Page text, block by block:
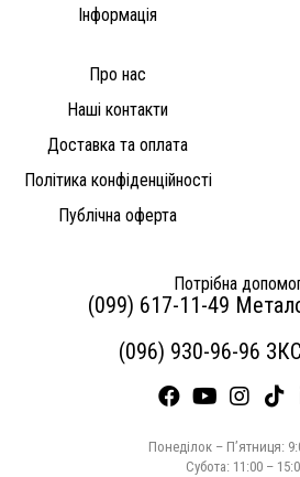
Інформація
Про нас
Наші контакти
Доставка та оплата
Політика конфіденційності
Публічна оферта
Потрібна
(099) 617-11-49
(096) 930-96-96
Понеділок – П’ятниця:
Субота: 11:00 –